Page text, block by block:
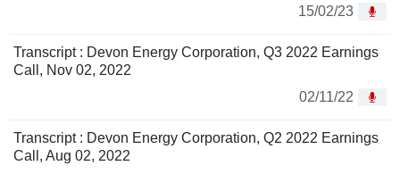
15/02/23
Transcript : Devon Energy Corporation, Q3 2022 Earnings
Call, Nov 02, 2022
02/11/22
Transcript : Devon Energy Corporation, Q2 2022 Earnings
Call, Aug 02, 2022